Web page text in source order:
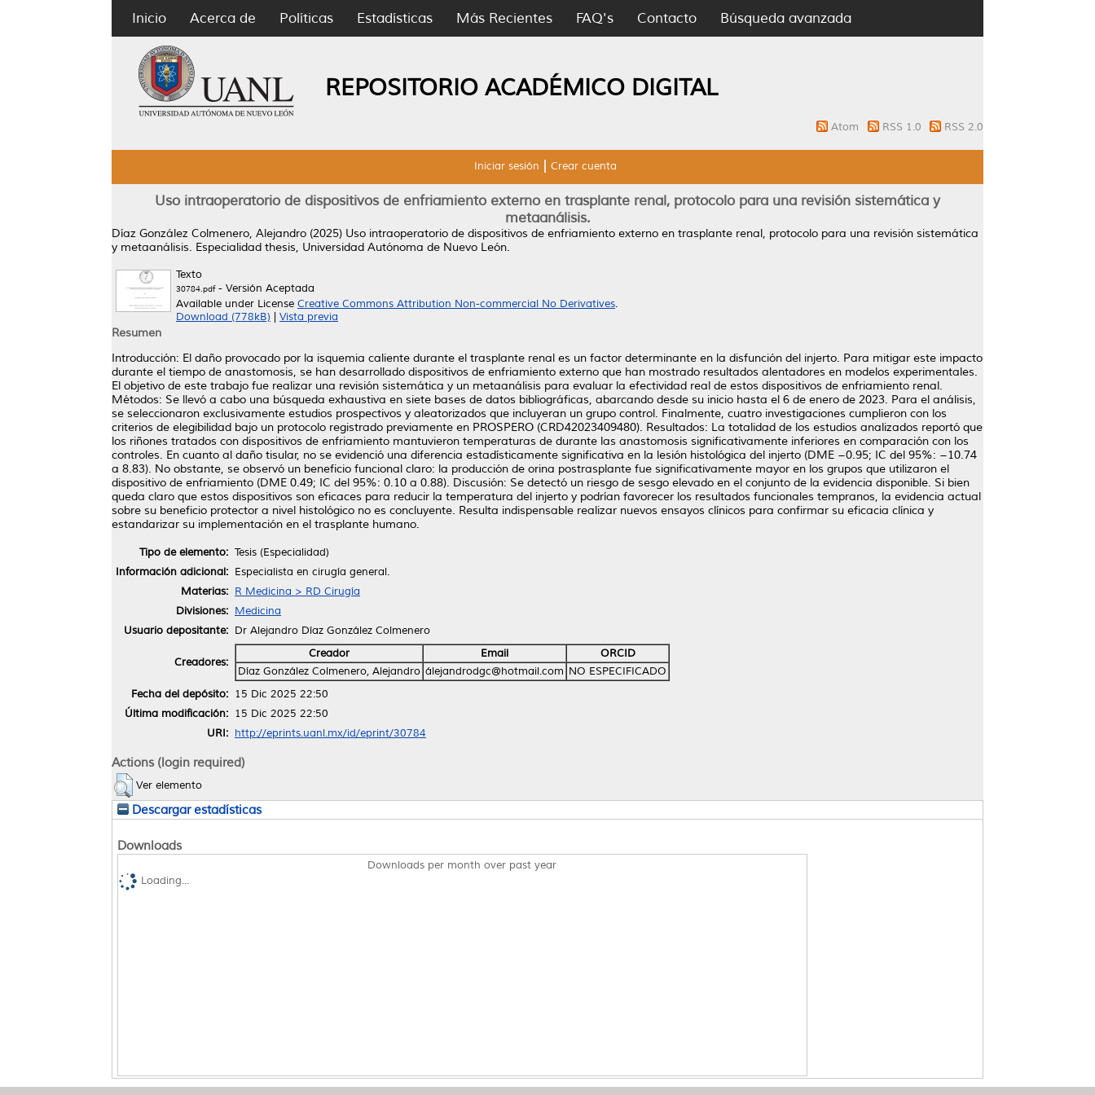
Inicio Acerca de Políticas Estadísticas Más Recientes FAQ's Contacto Búsqueda avanzada
REPOSITORIO ACADÉMICO DIGITAL
Atom RSS 1.0 RSS 2.0
Iniciar sesión Crear cuenta
Uso intraoperatorio de dispositivos de enfriamiento externo en trasplante renal, protocolo para una revisión sistemática y
metaanálisis.
Díaz González Colmenero, Alejandro (2025) Uso intraoperatorio de dispositivos de enfriamiento externo en trasplante renal, protocolo para una revisión sistemática
y metaanálisis. Especialidad thesis, Universidad Autónoma de Nuevo León.
Texto
30784.pdf- Versión Aceptada
Available under License Creative Commons Attribution Non-commercial No Derivatives.
Download (778kB)
Vista previa
Resumen
Introducción: El daño provocado por la isquemia caliente durante el trasplante renal es un factor determinante en la disfunción del injerto. Para mitigar este impacto
durante el tiempo de anastomosis, se han desarrollado dispositivos de enfriamiento externo que han mostrado resultados alentadores en modelos experimentales.
El objetivo de este trabajo fue realizar una revisión sistemática y un metaanálisis para evaluar la efectividad real de estos dispositivos de enfriamiento renal.
Métodos: Se llevó a cabo una búsqueda exhaustiva en siete bases de datos bibliográficas, abarcando desde su inicio hasta el 6 de enero de 2023. Para el análisis,
se seleccionaron exclusivamente estudios prospectivos y aleatorizados que incluyeran un grupo control. Finalmente, cuatro investigaciones cumplieron con los
criterios de elegibilidad bajo un protocolo registrado previamente en PROSPERO (CRD42023409480). Resultados: La totalidad de los estudios analizados reportó que
los riñones tratados con dispositivos de enfriamiento mantuvieron temperaturas de durante las anastomosis significativamente inferiores en comparación con los
controles. En cuanto al daño tisular, no se evidenció una diferencia estadísticamente significativa en la lesión histológica del injerto (DME −0.95; IC del 95%: −10.74
a 8.83). No obstante, se observó un beneficio funcional claro: la producción de orina postrasplante fue significativamente mayor en los grupos que utilizaron el
dispositivo de enfriamiento (DME 0.49; IC del 95%: 0.10 a 0.88). Discusión: Se detectó un riesgo de sesgo elevado en el conjunto de la evidencia disponible. Si bien
queda claro que estos dispositivos son eficaces para reducir la temperatura del injerto y podrían favorecer los resultados funcionales tempranos, la evidencia actual
sobre su beneficio protector a nivel histológico no es concluyente. Resulta indispensable realizar nuevos ensayos clínicos para confirmar su eficacia clínica y
estandarizar su implementación en el trasplante humano.
Tipo de elemento: Tesis (Especialidad)
Información adicional: Especialista en cirugía general.
Materias: R Medicina > RD Cirugía
Divisiones: Medicina
Usuario depositante: Dr Alejandro Díaz González Colmenero
Creadores:
Creador Email
ORCID
Díaz González Colmenero, Alejandro álejandrodgc@hotmail.com NO ESPECIFICADO
Fecha del depósito: 15 Dic 2025 22:50
Última modificación: 15 Dic 2025 22:50
URI: http://eprints.uanl.mx/id/eprint/30784
Actions (login required)
Ver elemento
Descargar estadísticas
Downloads
Downloads per month over past year
Loading...